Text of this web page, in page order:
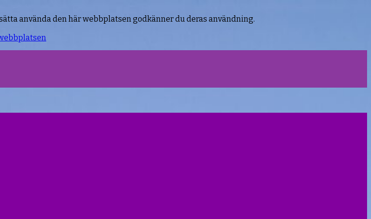
använda den här webbplatsen godkänner du deras användning.